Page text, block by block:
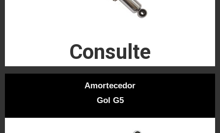
Consulte
Amortecedor
Gol G5